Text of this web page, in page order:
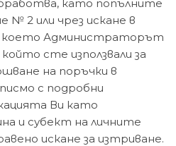
като попълните
2 или чрез искане в
което Администраторът
сте използвали за
на поръчки в
с подробни
Ви като
и субект на личните
искане за изтриване.